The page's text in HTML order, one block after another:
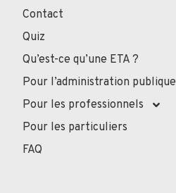
Contact
Quiz
Qu’est-ce qu’une ETA ?
Pour l’administration publique
Pour les professionnels
Pour les particuliers
FAQ